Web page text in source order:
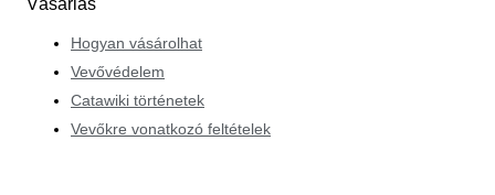
Vásárlás
Hogyan vásárolhat
Vevővédelem
Catawiki történetek
Vevőkre vonatkozó feltételek